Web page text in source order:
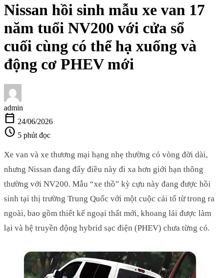
Nissan hồi sinh mẫu xe van 17
năm tuổi NV200 với cửa sổ
cuối cùng có thể hạ xuống và
động cơ PHEV mới
admin
calendar_today 24/06/2026
schedule 5 phút đọc
Xe van và xe thương mại hạng nhẹ thường có vòng đời dài,
nhưng Nissan đang đẩy điều này đi xa hơn giới hạn thông
thường với NV200. Mẫu “xe thồ” kỳ cựu này đang được hồi
sinh tại thị trường Trung Quốc với một cuộc cải tổ từ trong ra
ngoài, bao gồm thiết kế ngoại thất mới, khoang lái được làm
lại và hệ truyền động hybrid sạc điện (PHEV) chưa từng có.